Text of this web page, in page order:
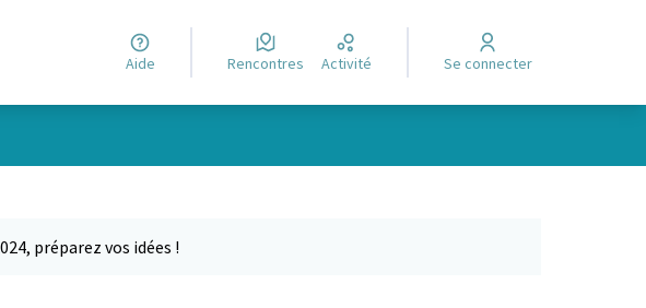
Aide Rencontres Activité Se connecter
préparez vos idées !